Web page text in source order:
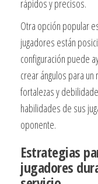
rápidos y precisos.
Otra opción popular
jugadores están
configuración puede
crear ángulos para
fortalezas y
habilidades de sus
oponente.
Estrategias
jugadores